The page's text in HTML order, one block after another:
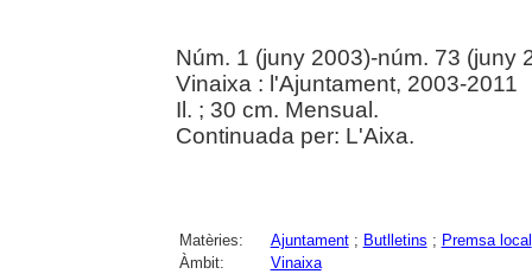
Núm. 1 (juny 2003)-núm. 73 (juny
Vinaixa : l'Ajuntament, 2003-2011
Il. ; 30 cm. Mensual.
Continuada per: L'Aixa.
Matèries: Ajuntament; Butlletins ; Premsa local
Àmbit:
Vinaixa